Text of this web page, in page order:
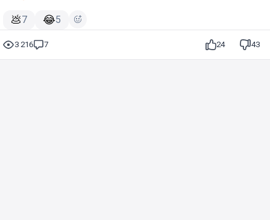
💩7 😂5
3 216 7 24 43